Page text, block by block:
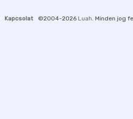
Kapcsolat ©2004-2026 Luah . Minden jog